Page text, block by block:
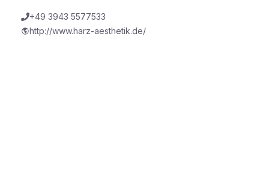
+49 3943 5577533
http://www.harz-aesthetik.de/